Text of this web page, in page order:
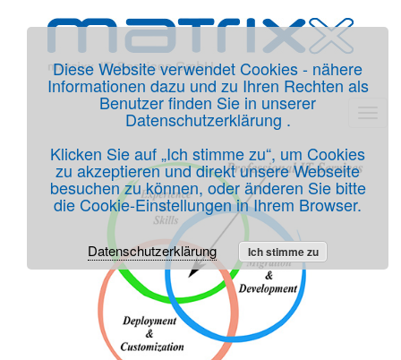
a
Diese Website verwendet Cookies - nähere
Informationen dazu und zu Ihren Rechten als
Benutzer finden Sie in unserer
Datenschutzerklärung .
Klicken Sie auf „Ich stimme zu“, um Cookies
zu akzeptieren und direkt unsere Webseite
besuchen zu können, oder änderen Sie bitte
die Cookie-Einstellungen in Ihrem Browser.
Datenschutzerklärung Ich stimme zu